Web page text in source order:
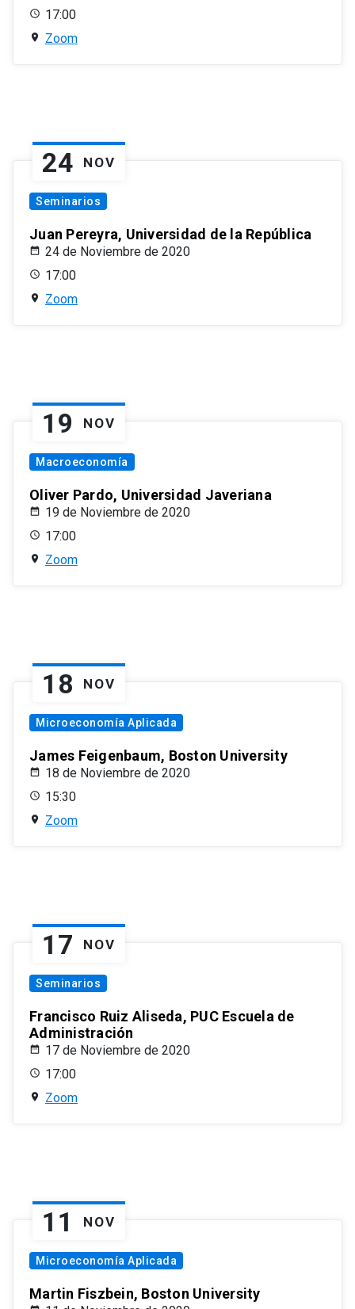
17:00
Zoom
24 NOV
Seminarios
Juan Pereyra, Universidad de la República
24 de Noviembre de 2020
17:00
Zoom
19 NOV
Macroeconomía
Oliver Pardo, Universidad Javeriana
19 de Noviembre de 2020
17:00
Zoom
18 NOV
Microeconomía Aplicada
James Feigenbaum, Boston University
18 de Noviembre de 2020
15:30
Zoom
17 NOV
Seminarios
Francisco Ruiz Aliseda, PUC Escuela de
Administración
17 de Noviembre de 2020
17:00
Zoom
11 NOV
Microeconomía Aplicada
Martin Fiszbein, Boston University